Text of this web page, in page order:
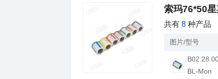
索玛76*50
共有8 种产品
图片/型号
BL-Mon